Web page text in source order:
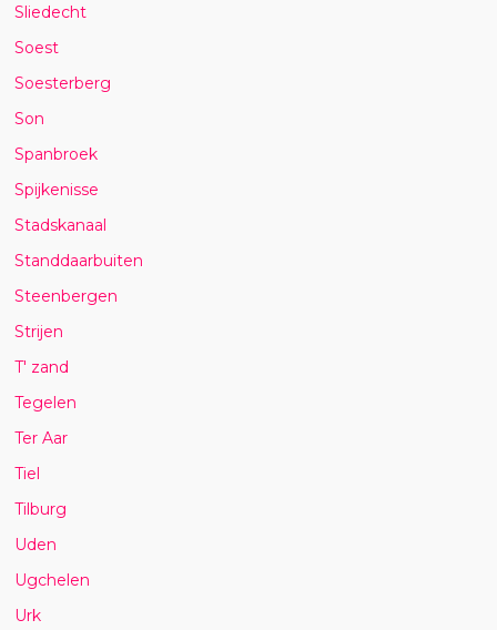
Sliedecht
Soest
Soesterberg
Son
Spanbroek
Spijkenisse
Stadskanaal
Standdaarbuiten
Steenbergen
Strijen
T' zand
Tegelen
Ter Aar
Tiel
Tilburg
Uden
Ugchelen
Urk